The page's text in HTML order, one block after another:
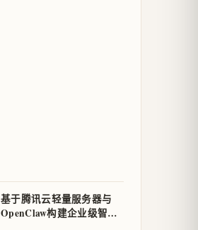
基于腾讯云轻量服务器与
OpenClaw构建企业级智能